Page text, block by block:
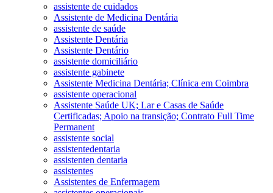
assistente de cuidados
Assistente de Medicina Dentária
assistente de saúde
Assistente Dentária
Assistente Dentário
assistente domiciliário
assistente gabinete
Assistente Medicina Dentária; Clínica em Coimbra
assistente operacional
Assistente Saúde UK; Lar e Casas de Saúde
Certificadas; Apoio na transição; Contrato Full Time
Permanent
assistente social
assistentedentaria
assistenten dentaria
assistentes
Assistentes de Enfermagem